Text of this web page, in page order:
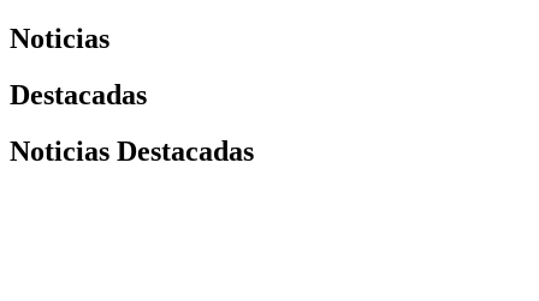
Noticias
Destacadas
Noticias Destacadas